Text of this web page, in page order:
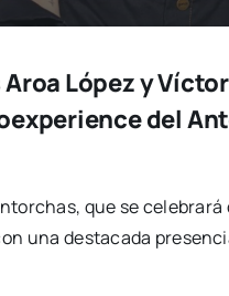
López y
del
que se cele­bra­rá
una des­ta­ca­da